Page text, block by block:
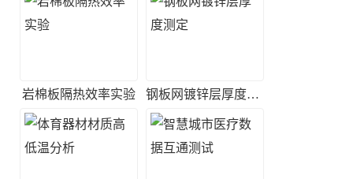
岩棉板隔热效率实验 钢板网镀锌层厚度测定